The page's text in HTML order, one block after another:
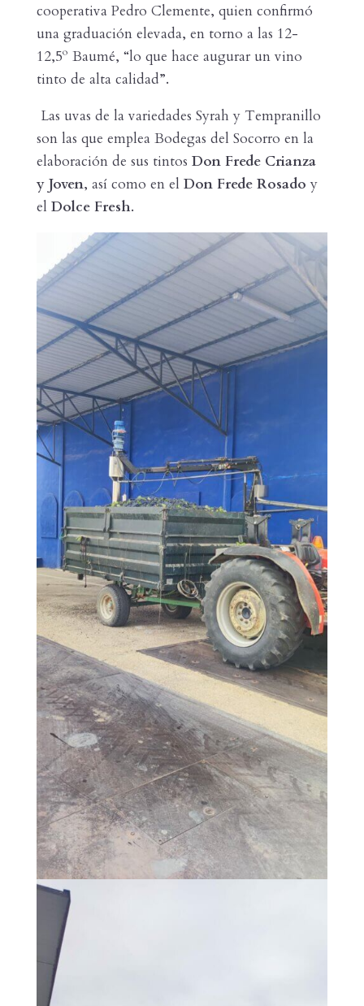
cooperativa Pedro Clemente, quien confirmó
una graduación elevada, en torno a las 12-
12,5º Baumé, “lo que hace augurar un vino
tinto de alta calidad”.
Las uvas de la variedades Syrah y Tempranillo
son las que emplea Bodegas del Socorro en la
elaboración de sus tintos Don Frede Crianza
y Joven, así como en el Don Frede Rosado y
el Dolce Fresh.